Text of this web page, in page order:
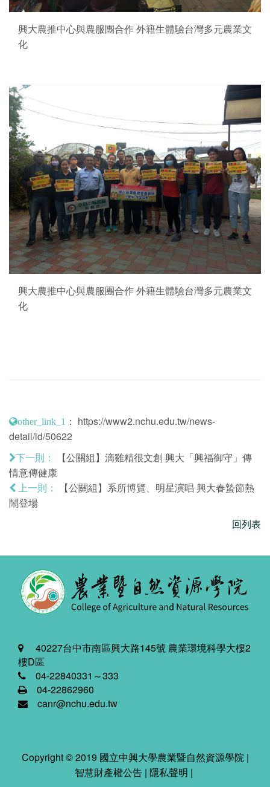
興大農推中心與農服團合作 外籍生體驗台灣多元農業文
化
興大農推中心與農服團合作 外籍生體驗台灣多元農業文
化
other_link_1 ： https://www2.nchu.edu.tw/news-
detail/id/50622
下一則：
【公關組】滴雞精很文創 興大「興福御守」傳
情意傳健康
上一則：
【公關組】系所博覽、明星演唱 興大春蟄節熱
鬧登場
回列表
40227台中市南區興大路145號 農業環境科學大樓2
樓D區
04-22840331～333
04-22862960
canr@nchu.edu.tw
Copyright © 2019 國立中興大學農業暨自然資源學院 |
智慧財產權公告 | 隱私聲明 |